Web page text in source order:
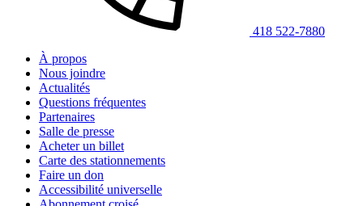
418 522-7880
À propos
Nous joindre
Actualités
Questions fréquentes
Partenaires
Salle de presse
Acheter un billet
Carte des stationnements
Faire un don
Accessibilité universelle